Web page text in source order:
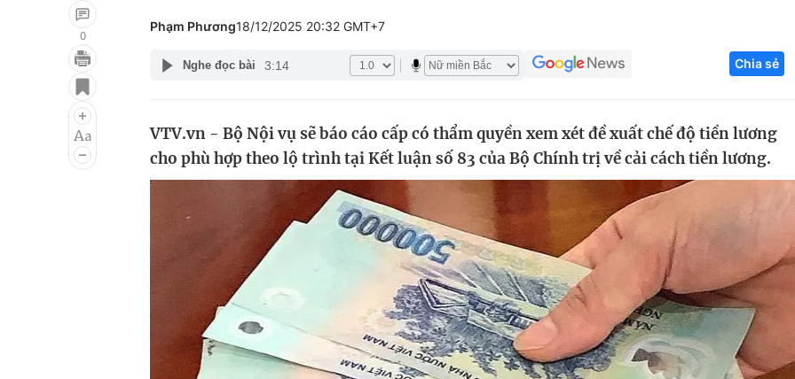
Điện ảnh
Âm nhạc
Làm đẹp
Chất lượng cuộc sống
Giáo dục
Học trực tuyến
Công nghệ
Sản phẩm
Thị trường
0
Phạm Phương18/12/2025 20:32 GMT+7
Nghe đọc bài 3:14 Chia sẻ
VTV.vn - Bộ Nội vụ sẽ báo cáo cấp có thẩm quyền xem xét đề xuất chế độ tiền lương
cho phù hợp theo lộ trình tại Kết luận số 83 của Bộ Chính trị về cải cách tiền lương.